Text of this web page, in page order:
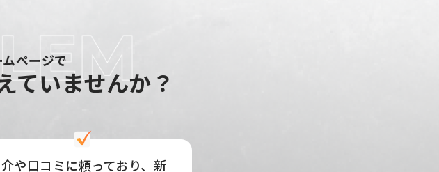
ページで
ていませんか？
や口コミに頼っており、新